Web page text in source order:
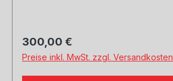
Regulärer Preis:
300,00 €
Preise inkl. MwSt. zzgl. Versandkosten